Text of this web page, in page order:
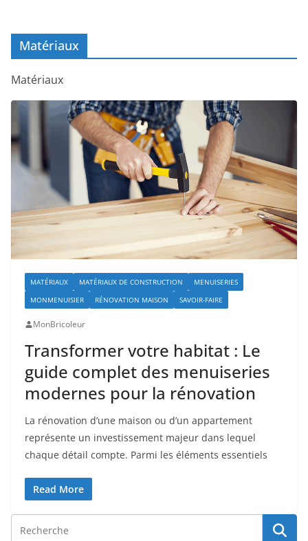
Matériaux
Matériaux
MATÉRIAUX MATÉRIAUX DE CONSTRUCTION
MENUISERIES
MONMENUISIER
RÉNOVATION MAISON SAVOIR-FAIRE
MonBricoleur
Transformer votre habitat : Le
guide complet des menuiseries
modernes pour la rénovation
La rénovation d’une maison ou d’un appartement
représente un investissement majeur dans lequel
chaque détail compte. Parmi les éléments essentiels
Read More